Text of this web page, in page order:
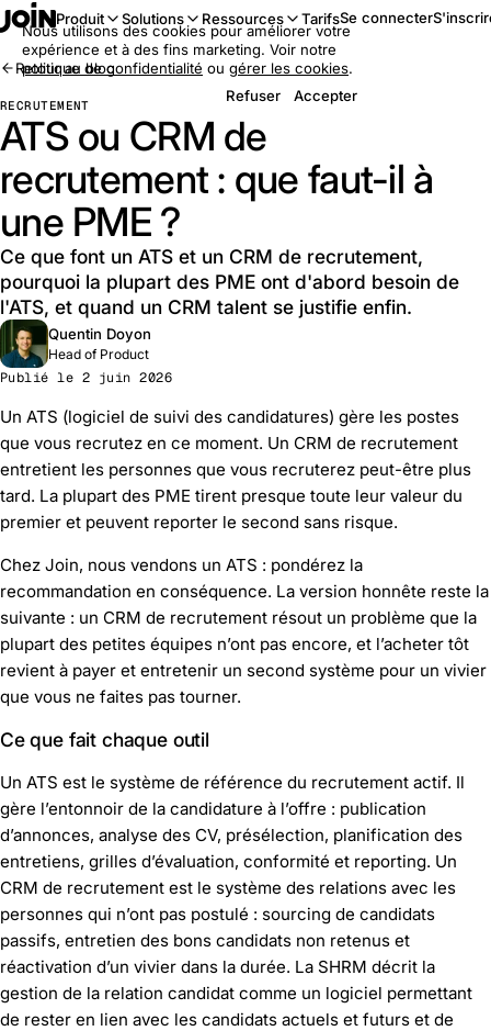
Produit Solutions Ressources TarifsSe connecter
Retour au blog
RECRUTEMENT
ATS ou CRM de
recrutement : que faut-il à
une PME ?
Ce que font un ATS et un CRM de recrutement,
pourquoi la plupart des PME ont d'abord besoin de
l'ATS, et quand un CRM talent se justifie enfin.
Quentin Doyon
Head of Product
Publié le 2 juin 2026
Un ATS (logiciel de suivi des candidatures) gère les postes
que vous recrutez en ce moment. Un CRM de recrutement
entretient les personnes que vous recruterez peut-être plus
tard. La plupart des PME tirent presque toute leur valeur du
premier et peuvent reporter le second sans risque.
Chez Join, nous vendons un ATS : pondérez la
recommandation en conséquence. La version honnête reste la
suivante : un CRM de recrutement résout un problème que la
plupart des petites équipes n’ont pas encore, et l’acheter tôt
revient à payer et entretenir un second système pour un vivier
que vous ne faites pas tourner.
Ce que fait chaque outil
Un ATS est le système de référence du recrutement actif. Il
gère l’entonnoir de la candidature à l’offre : publication
d’annonces, analyse des CV, présélection, planification des
entretiens, grilles d’évaluation, conformité et reporting. Un
CRM de recrutement est le système des relations avec les
personnes qui n’ont pas postulé : sourcing de candidats
passifs, entretien des bons candidats non retenus et
réactivation d’un vivier dans la durée. La SHRM décrit la
gestion de la relation candidat comme un logiciel permettant
de rester en lien avec les candidats actuels et futurs et de
Nous utilisons des cookies pour améliorer votre
expérience et à des fins marketing. Voir notre
politique de confidentialité ou gérer les cookies.
Refuser
Accepter